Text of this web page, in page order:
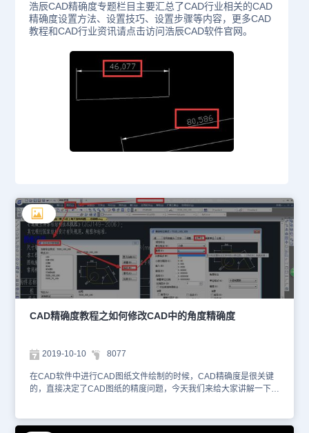
浩辰CAD精确度专题栏目主要汇总了CAD行业相关的CAD
精确度设置方法、设置技巧、设置步骤等内容，更多CAD
教程和CAD行业资讯请点击访问浩辰CAD软件官网。
CAD精确度教程之如何修改CAD中的角度精确度
2019-10-10 8077
在CAD软件中进行CAD图纸文件绘制的时候，CAD精确度是很关键
的，直接决定了CAD图纸的精度问题，今天我们来给大家讲解一下修
位”，如图：在“精度”处可以选择自己所要的对应的数。 修改CAD中